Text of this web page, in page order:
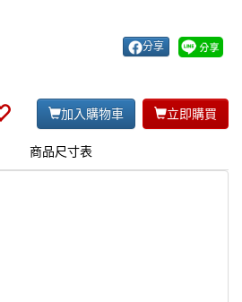
分享
加入購物車 立即購買
商品尺寸表